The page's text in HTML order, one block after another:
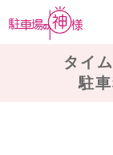
タイ
駐